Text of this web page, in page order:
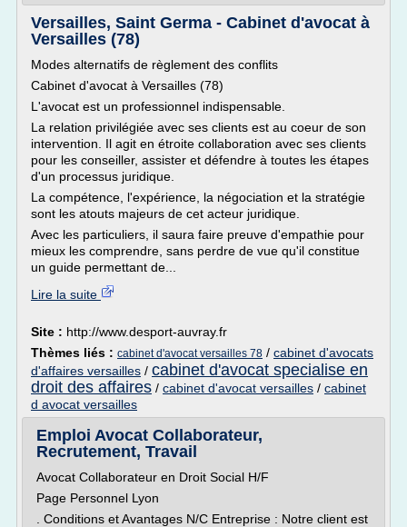
Versailles, Saint Germa - Cabinet d'avocat à
Versailles (78)
Modes alternatifs de règlement des conflits
Cabinet d'avocat à Versailles (78)
L'avocat est un professionnel indispensable.
La relation privilégiée avec ses clients est au coeur de son
intervention. Il agit en étroite collaboration avec ses clients
pour les conseiller, assister et défendre à toutes les étapes
d'un processus juridique.
La compétence, l'expérience, la négociation et la stratégie
sont les atouts majeurs de cet acteur juridique.
Avec les particuliers, il saura faire preuve d'empathie pour
mieux les comprendre, sans perdre de vue qu'il constitue
un guide permettant de...
Lire la suite
Site : http://www.desport-auvray.fr
Thèmes liés : cabinet d'avocat versailles 78 / cabinet d'avocats
d'affaires versailles / cabinet d'avocat specialise en
droit des affaires / cabinet d'avocat versailles / cabinet
d avocat versailles
Emploi Avocat Collaborateur,
Recrutement, Travail
Avocat Collaborateur en Droit Social H/F
Page Personnel Lyon
. Conditions et Avantages N/C Entreprise : Notre client est